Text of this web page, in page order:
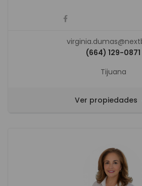
(664) 129-0871
Tijuana
Ver propiedades